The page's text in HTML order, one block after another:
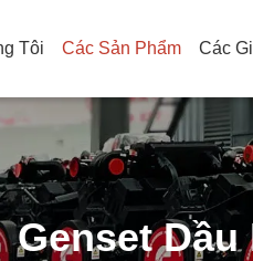
Tôi Các Sản Phẩm Các
Genset